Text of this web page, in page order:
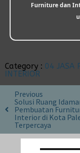
Furniture dan
Category : 04 JASA
INTERIOR
Previous
Solusi Ruang
Pembuatan
Interior di Kota
Terpercaya